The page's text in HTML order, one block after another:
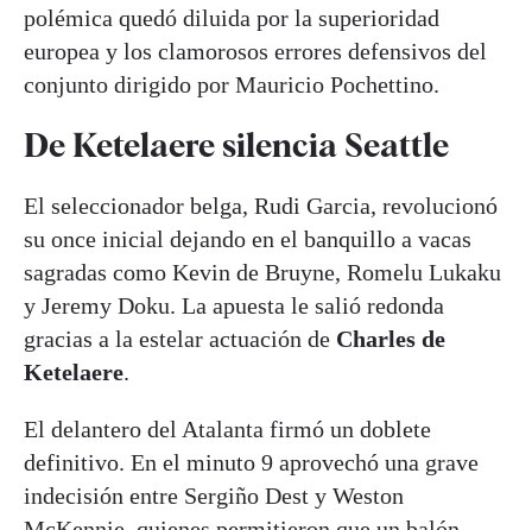
polémica quedó diluida por la superioridad
europea y los clamorosos errores defensivos del
conjunto dirigido por Mauricio Pochettino.
De Ketelaere silencia Seattle
El seleccionador belga, Rudi Garcia, revolucionó
su once inicial dejando en el banquillo a vacas
sagradas como Kevin de Bruyne, Romelu Lukaku
y Jeremy Doku. La apuesta le salió redonda
gracias a la estelar actuación de Charles de
Ketelaere.
El delantero del Atalanta firmó un doblete
definitivo. En el minuto 9 aprovechó una grave
indecisión entre Sergiño Dest y Weston